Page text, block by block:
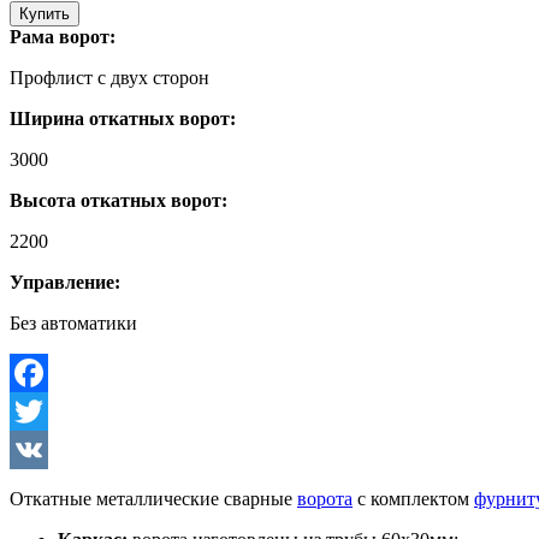
Купить
Рама ворот:
Профлист с двух сторон
Ширина откатных ворот:
3000
Высота откатных ворот:
2200
Управление:
Без автоматики
Facebook
Twitter
VK
Откатные металлические сварные ворота с комплектом